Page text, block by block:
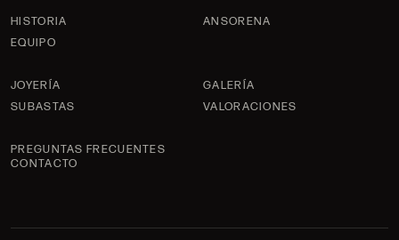
HISTORIA
ANSORENA
EQUIPO
JOYERÍA
GALERÍA
SUBASTAS
VALORACIONES
PREGUNTAS FRECUENTES
CONTACTO